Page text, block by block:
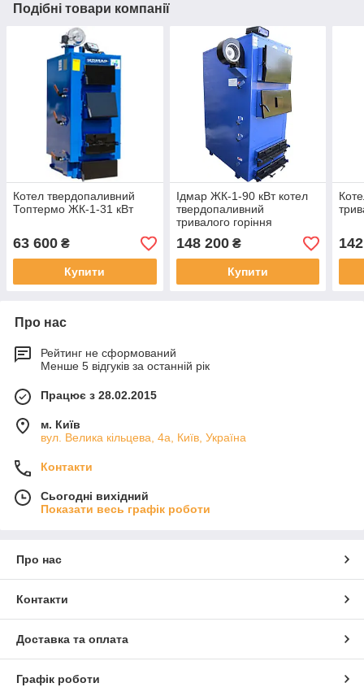
Подібні товари компанії
Котел твердопаливний
Топтермо ЖК-1-31 кВт
63 600 ₴
Купити
Ідмар ЖК-1-90 кВт котел
твердопаливний
тривалого горіння
148 200₴
Купити
Про нас
Рейтинг не сформований
Менше 5 відгуків за останній рік
Працює з 28.02.2015
м. Київ
вул. Велика кільцева, 4а, Київ, Україна
Контакти
Сьогодні вихідний
Показати весь графік роботи
Про нас
Контакти
Доставка та оплата
Графік роботи